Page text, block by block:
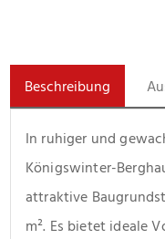
Beschreibung
In ruhiger und
Königswinter-
attraktive
m². Es bietet ideale